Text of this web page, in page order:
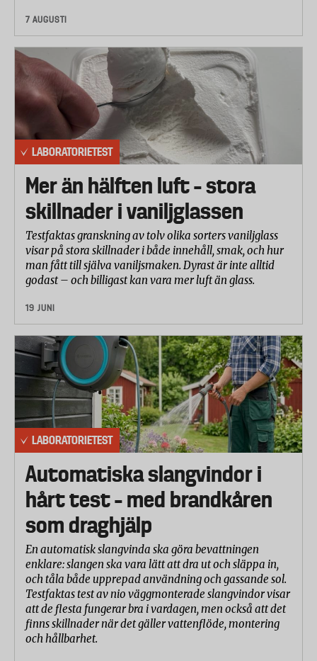
7 AUGUSTI
LABORATORIETEST
Mer än hälften luft – stora
skillnader i vaniljglassen
Testfaktas granskning av tolv olika sorters vaniljglass
visar på stora skillnader i både innehåll, smak, och hur
man fått till själva vaniljsmaken. Dyrast är inte alltid
godast – och billigast kan vara mer luft än glass.
19 JUNI
LABORATORIETEST
Automatiska slangvindor i
hårt test – med brandkåren
som draghjälp
En automatisk slangvinda ska göra bevattningen
enklare: slangen ska vara lätt att dra ut och släppa in,
och tåla både upprepad användning och gassande sol.
Testfaktas test av nio väggmonterade slangvindor visar
att de flesta fungerar bra i vardagen, men också att det
finns skillnader när det gäller vattenflöde, montering
och hållbarhet.